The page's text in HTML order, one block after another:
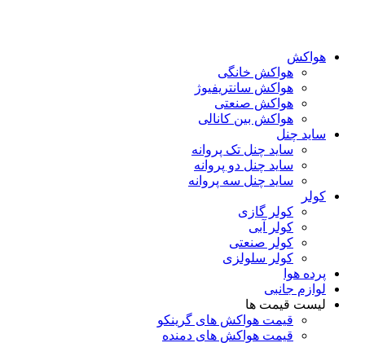
هواکش
هواکش خانگی
هواکش سانتریفیوژ
هواکش صنعتی
هواکش بین کانالی
ساید چنل
ساید چنل تک پروانه
ساید چنل دو پروانه
ساید چنل سه پروانه
کولر
کولر گازی
کولر آبی
کولر صنعتی
کولر سلولزی
پرده هوا
لوازم جانبی
لیست قیمت ها
قیمت هواکش های گرینکو
قیمت هواکش های دمنده